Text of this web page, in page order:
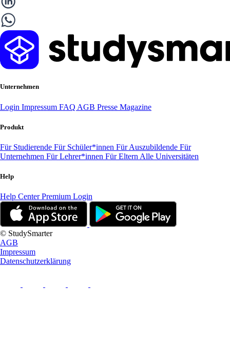
Unternehmen
Login Impressum FAQ AGB Presse Magazine
Produkt
Für Studierende Für Schüler*innen Für Auszubildende Für
Unternehmen Für Lehrer*innen Für Eltern Alle Universitäten
Help
Help CenterPremium Login
© StudySmarter
AGB
Impressum
Datenschutzerklärung